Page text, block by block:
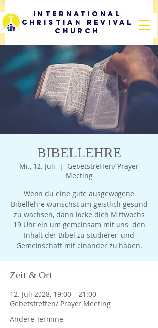
International
Christian Revival
Church
BIBELLEHRE
Mi., 12. Juli
  |
Gebetstreffen/ Prayer
Meeting
Wenn du eine gute ausgewogene
Bibellehre wünschst um geistlich gesund
zu wachsen, dann locke dich Mittwochs
19 Uhr ein um gemeinsam mit uns den
Inhalt der Bibel zu studieren und
Gemeinschaft mit einander zu haben.
Zeit & Ort
12. Juli 2028, 19:00 – 21:00
Gebetstreffen/ Prayer Meeting
Andere Termine